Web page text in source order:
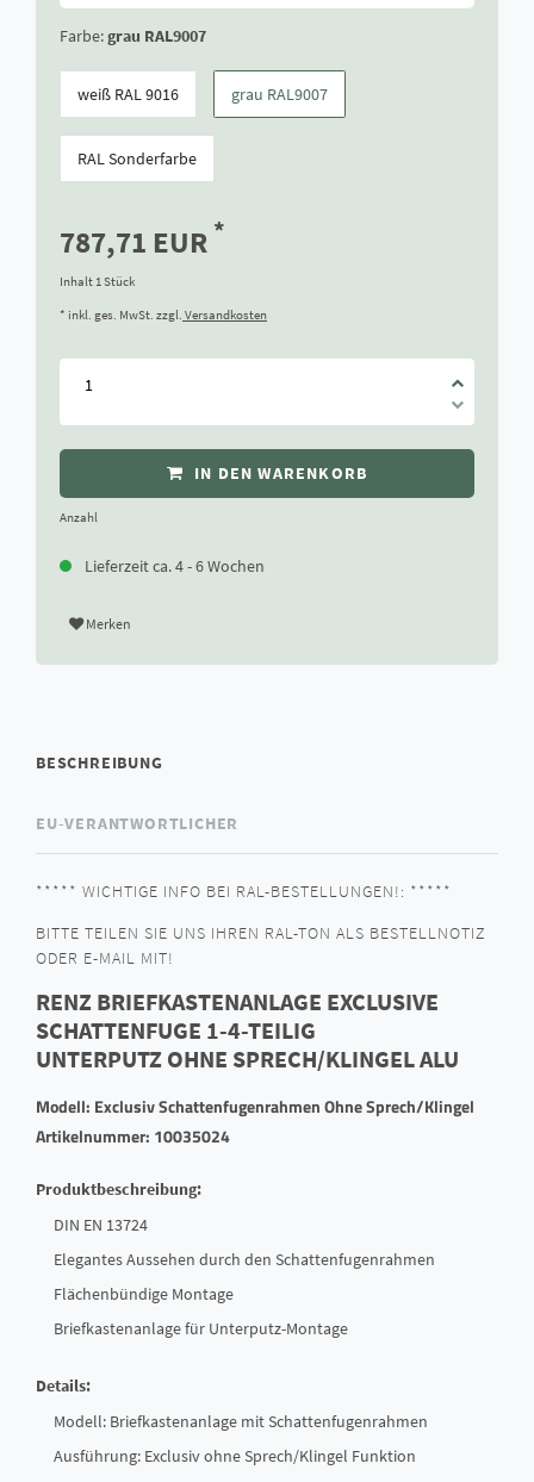
Farbe:grau RAL9007
weiß RAL 9016 grau RAL9007
RAL Sonderfarbe
787,71 EUR *
Inhalt 1 Stück
* inkl. ges. MwSt. zzgl. Versandkosten
IN DEN WARENKORB
Anzahl
Lieferzeit ca. 4 - 6 Wochen
Merken
BESCHREIBUNG
EU-VERANTWORTLICHER
***** WICHTIGE INFO BEI RAL-BESTELLUNGEN!: *****
BITTE TEILEN SIE UNS IHREN RAL-TON ALS BESTELLNOTIZ
ODER E-MAIL MIT!
RENZ BRIEFKASTENANLAGE EXCLUSIVE
SCHATTENFUGE 1-4-TEILIG
UNTERPUTZ OHNE SPRECH/KLINGEL ALU
Modell: Exclusiv Schattenfugenrahmen Ohne Sprech/Klingel
Artikelnummer: 10035024
Produktbeschreibung:
DIN EN 13724
Elegantes Aussehen durch den Schattenfugenrahmen
Flächenbündige Montage
Briefkastenanlage für Unterputz-Montage
Details:
Modell: Briefkastenanlage mit Schattenfugenrahmen
Ausführung: Exclusiv ohne Sprech/Klingel Funktion